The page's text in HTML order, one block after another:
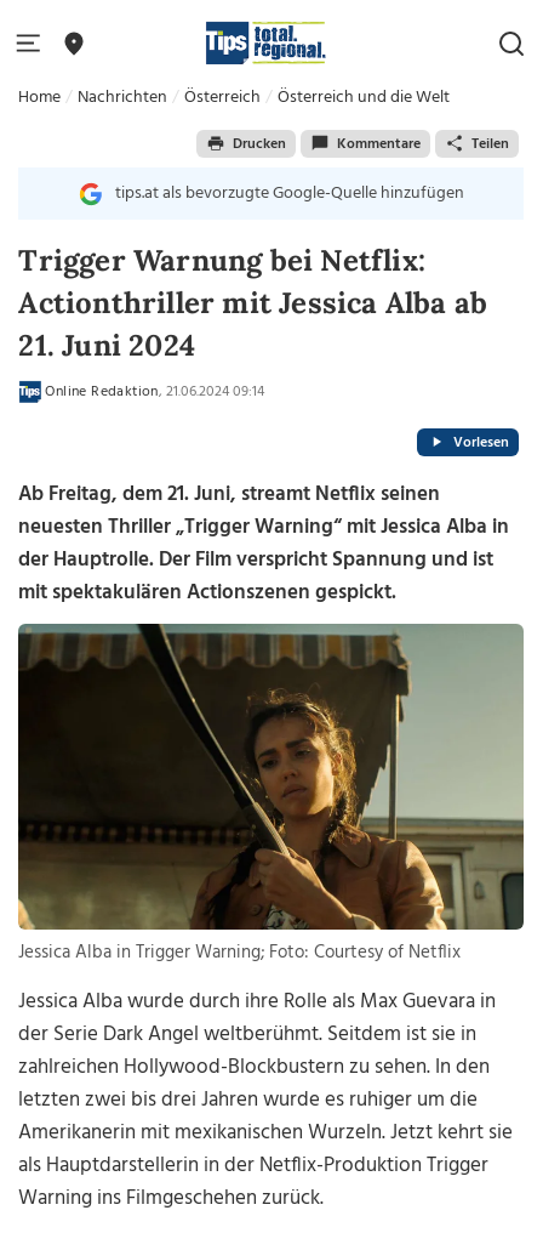
Home Nachrichten Österreich Österreich und die Welt
Drucken Kommentare Teilen
tips.at als bevorzugte Google-Quelle hinzufügen
Trigger Warnung bei Netflix:
Actionthriller mit Jessica Alba ab
21. Juni 2024
Online Redaktion, 21.06.2024 09:14
Vorlesen
Ab Freitag, dem 21. Juni, streamt Netflix seinen
neuesten Thriller „Trigger Warning“ mit Jessica Alba in
der Hauptrolle. Der Film verspricht Spannung und ist
mit spektakulären Actionszenen gespickt.
Jessica Alba in Trigger Warning; Foto: Courtesy of Netflix
Jessica Alba wurde durch ihre Rolle als Max Guevara in
der Serie Dark Angel weltberühmt. Seitdem ist sie in
zahlreichen Hollywood-Blockbustern zu sehen. In den
letzten zwei bis drei Jahren wurde es ruhiger um die
Amerikanerin mit mexikanischen Wurzeln. Jetzt kehrt sie
als Hauptdarstellerin in der Netflix-Produktion Trigger
Warning ins Filmgeschehen zurück.